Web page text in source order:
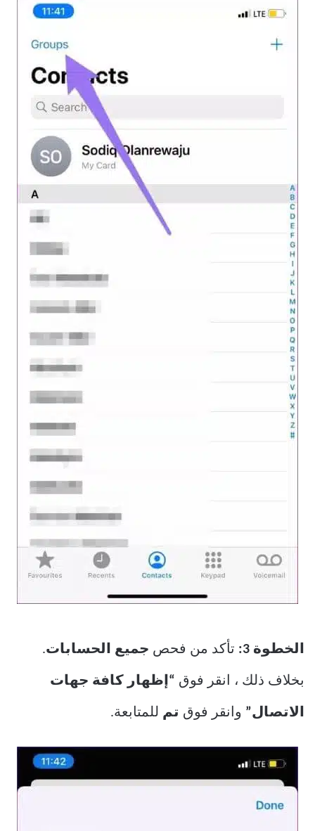
الخطوة 3: تأكد من فحص جميع الحسابات.
بخلاف ذلك ، انقر فوق “إظهار كافة جهات
الاتصال” وانقر فوق تم للمتابعة.